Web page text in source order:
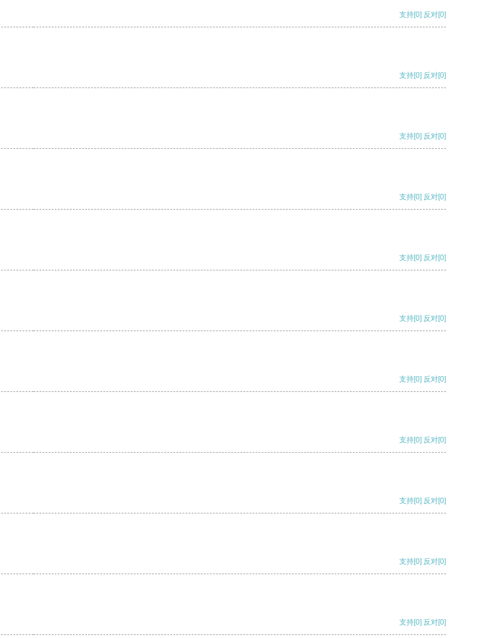
支持[0] 反对[0]
支持[0] 反对[0]
支持[0] 反对[0]
支持[0] 反对[0]
支持[0] 反对[0]
支持[0] 反对[0]
支持[0] 反对[0]
支持[0] 反对[0]
支持[0] 反对[0]
支持[0] 反对[0]
支持[0] 反对[0]